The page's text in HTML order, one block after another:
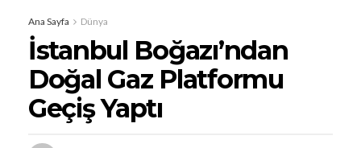
Ana Sayfa Dünya
İstanbul Boğazı’ndan
Doğal Gaz Platformu
Geçiş Yaptı